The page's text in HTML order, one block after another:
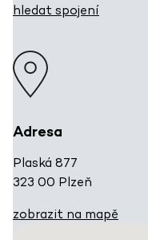
hledat spojení
Adresa
Plaská 877
323 00 Plzeň
zobrazit na mapě